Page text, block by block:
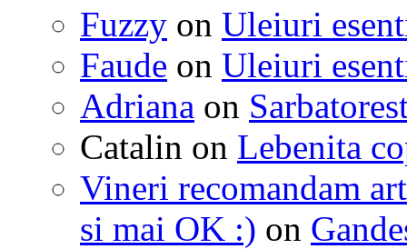
Fuzzy on Uleiuri
Faude on Uleiuri
Adriana on
Catalin on Lebenita
Vineri recomandam
si mai OK :) on